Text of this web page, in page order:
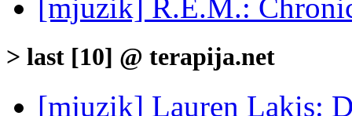
[mjuzik] R.E.M.:
> last [10] @ terapija.net
[mjuzik] Lauren Lakis: